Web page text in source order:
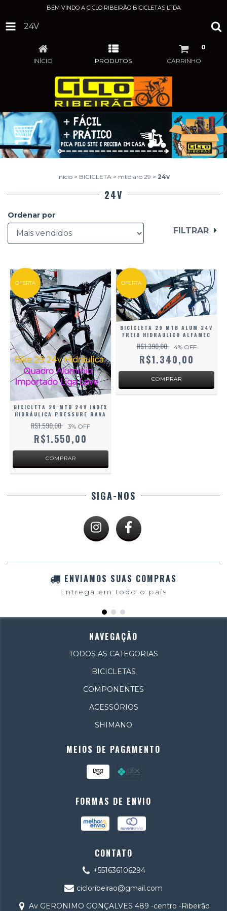
BEM VINDO A CICLO RIBEIRÃO BICICLETAS LTDA
24V
INÍCIO PRODUTOS CARRINHO
0
Início > BICICLETA > mtb aro 29 > 24v
24V
Ordenar por
FILTRAR
OFERTA
BICICLETA 29 MTB 24V INDEX
HIDRÁULICA PRESSURE RAVA
R$1.590,00 3% OFF
R$1.550,00
OFERTA
BICICLETA 29 MTB ALUM 24V
FREIO HIDRAULICO ALFAMEC
R$1.390,00 4% OFF
R$1.340,00
SIGA-NOS
ENVIAMOS SUAS COMPRAS
Entrega em todo o país
NAVEGAÇÃO
TODOS AS CATEGORIAS
BICICLETAS
COMPONENTES
ACESSÓRIOS
SHIMANO
MEIOS DE PAGAMENTO
FORMAS DE ENVIO
CONTATO
+551636106294
cicloribeirao@gmail.com
Av GERONIMO GONÇALVES 489 -centro -Ribeirão